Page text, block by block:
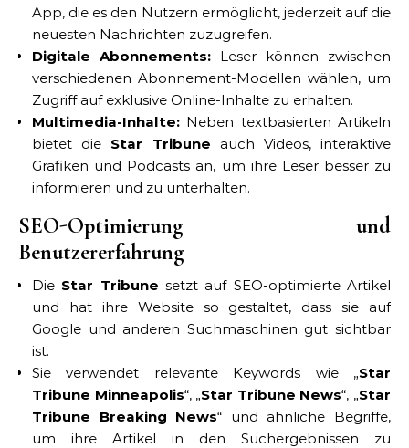
App, die es den Nutzern ermöglicht, jederzeit auf die
neuesten Nachrichten zuzugreifen.
Digitale Abonnements: Leser können zwischen
verschiedenen Abonnement-Modellen wählen, um
Zugriff auf exklusive Online-Inhalte zu erhalten.
Multimedia-Inhalte: Neben textbasierten Artikeln
bietet die Star Tribune auch Videos, interaktive
Grafiken und Podcasts an, um ihre Leser besser zu
informieren und zu unterhalten.
SEO-Optimierung und
Benutzererfahrung
Die Star Tribune setzt auf SEO-optimierte Artikel
und hat ihre Website so gestaltet, dass sie auf
Google und anderen Suchmaschinen gut sichtbar
ist.
Sie verwendet relevante Keywords wie „Star
Tribune Minneapolis“, „Star Tribune News“, „Star
Tribune Breaking News“ und ähnliche Begriffe,
um ihre Artikel in den Suchergebnissen zu